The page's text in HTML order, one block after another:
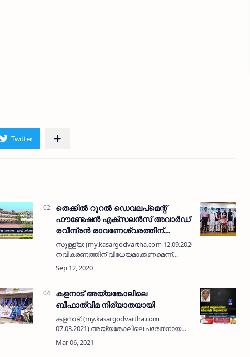
തെക്കില്‍ റൂറല്‍ ഡെവലപ്‌മെന്റ്
ഫൗണ്ടേഷന്‍ എക്‌സലന്‍സ് അവാര്‍ഡ്
രവീന്ദ്രന്‍ രാവണേശ്വരത്തിന്
സമ്മാനിച്ചു
സുള്ള്യ: (my.kasargodvartha.com 12.09.2020) മാധ്യമമേഖലയെ
നവീകരണത്തിന് വിധേയമാക്കണമെന്ന്
കര്‍ണാടക കെ പി സി സി വര്‍ക്കിംഗ്
പ്രസിഡന്റ് സലിം അഹ് മദ്. സുള്ള്യയില്‍
കാസർകോട്
കളനാട് അയ്യങ്കോലിലെ
ബീഫാത്വിമ നിര്യാതയായി
കളനാട്: (my.kasargodvartha.com
07.03.2021) അയ്യങ്കോലിലെ പരേതനായ
അബ്ദുൽ ഖാദറിന്റെ ഭാര്യ ബീഫാത്വിമ (99)
നിര്യാതയായി. മക്കൾ: കെ എ അബ്ദുല്ല